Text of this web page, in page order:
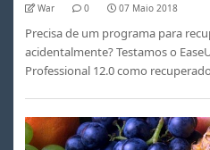
War 0 07 Maio 2018
Precisa de um programa para
acidentalmente? Testamos o
Professional 12.0 como